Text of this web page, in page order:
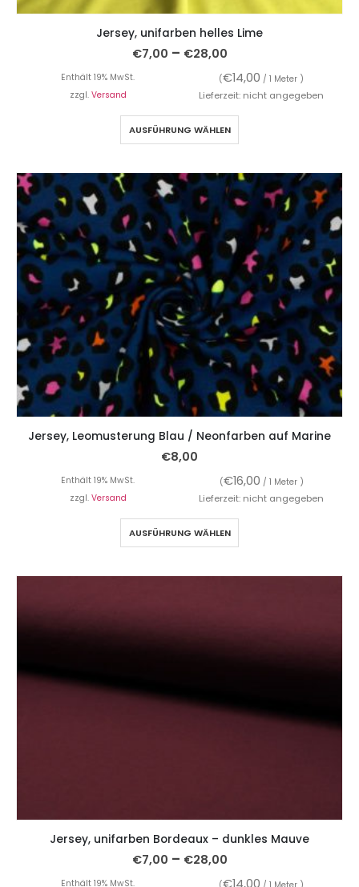
Jersey, unifarben helles Lime
€7,00 – €28,00
Enthält 19% MwSt. (€14,00 / 1 Meter )
zzgl. Versand Lieferzeit: nicht angegeben
AUSFÜHRUNG WÄHLEN
Jersey, Leomusterung Blau / Neonfarben auf Marine
€8,00
Enthält 19% MwSt. (€16,00 / 1 Meter )
zzgl. Versand Lieferzeit: nicht angegeben
AUSFÜHRUNG WÄHLEN
Jersey, unifarben Bordeaux – dunkles Mauve
€7,00 – €28,00
Enthält 19% MwSt. €14,00